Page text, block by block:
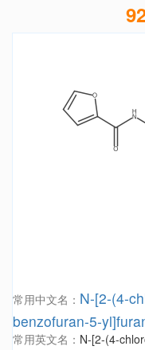
常用中文名： N-[2-(4-
benzofuran-5-
常用英文名： N-[2-(4-